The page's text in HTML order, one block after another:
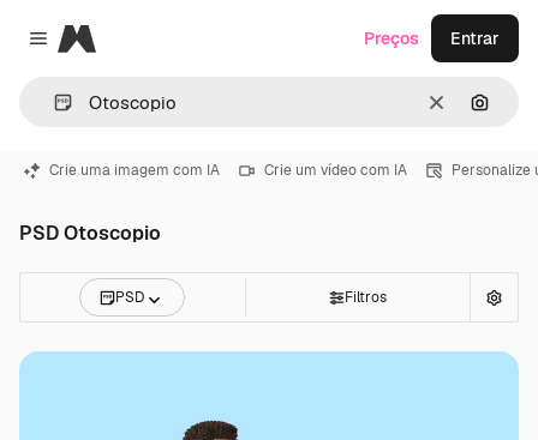
Close menu
Magnific
Limpar
Preços Entrar
Crie uma imagem com IA Crie um vídeo com IA Personalize
PSD Otoscopio
PSD Filtros